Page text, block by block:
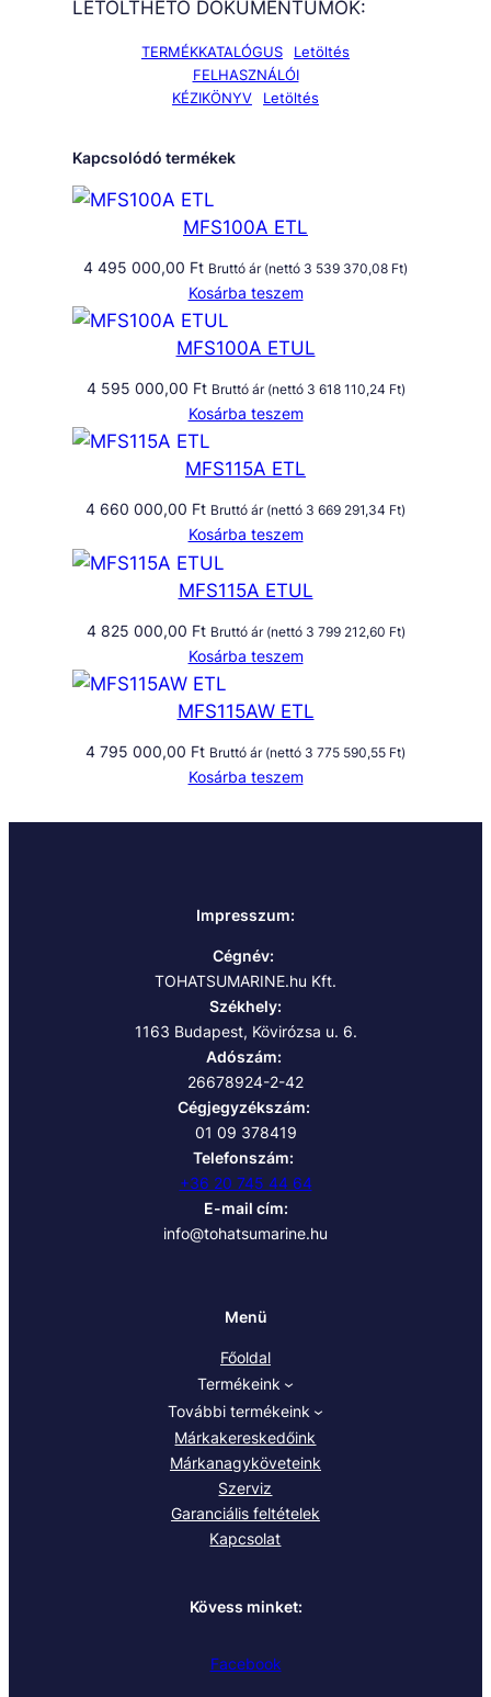
LETÖLTHETŐ DOKUMENTUMOK:
TERMÉKKATALÓGUS
Letöltés
FELHASZNÁLÓI
KÉZIKÖNYV
Letöltés
Kapcsolódó termékek
MFS100A ETL
4 495 000,00 Ft Bruttó ár (nettó 3 539 370,08 Ft)
Kosárba teszem
MFS100A ETUL
4 595 000,00 Ft Bruttó ár (nettó 3 618 110,24 Ft)
Kosárba teszem
MFS115A ETL
4 660 000,00 Ft Bruttó ár (nettó 3 669 291,34 Ft)
Kosárba teszem
MFS115A ETUL
4 825 000,00 Ft Bruttó ár (nettó 3 799 212,60 Ft)
Kosárba teszem
MFS115AW ETL
4 795 000,00 Ft Bruttó ár (nettó 3 775 590,55 Ft)
Kosárba teszem
Impresszum:
Cégnév:
TOHATSUMARINE.hu Kft.
Székhely:
1163 Budapest, Kövirózsa u. 6.
Adószám:
26678924-2-42
Cégjegyzékszám:
01 09 378419
Telefonszám:
+36 20 745 44 64
E-mail cím:
info@tohatsumarine.hu
Menü
Főoldal
Termékeink
További termékeink
Márkakereskedőink
Márkanagyköveteink
Szerviz
Garanciális feltételek
Kapcsolat
Kövess minket:
Facebook